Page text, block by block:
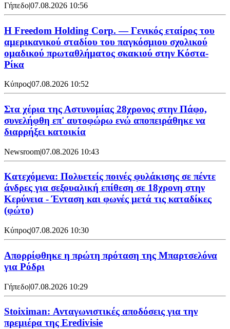
Γήπεδο|07.08.2026 10:56
Η Freedom Holding Corp. — Γενικός εταίρος του
αμερικανικού σταδίου του παγκόσμιου σχολικού
ομαδικού πρωταθλήματος σκακιού στην Κόστα-
Ρίκα
Κύπρος|07.08.2026 10:52
Στα χέρια της Αστυνομίας 28χρονος στην Πάφο,
συνελήφθη επ' αυτοφώρω ενώ αποπειράθηκε να
διαρρήξει κατοικία
Newsroom|07.08.2026 10:43
Κατεχόμενα: Πολυετείς ποινές φυλάκισης σε πέντε
άνδρες για σεξουαλική επίθεση σε 18χρονη στην
Κερύνεια - Ένταση και φωνές μετά τις καταδίκες
(φώτο)
Κύπρος|07.08.2026 10:30
Απορρίφθηκε η πρώτη πρόταση της Μπαρτσελόνα
για Ρόδρι
Γήπεδο|07.08.2026 10:29
Stoiximan: Ανταγωνιστικές αποδόσεις για την
πρεμιέρα της Eredivisie